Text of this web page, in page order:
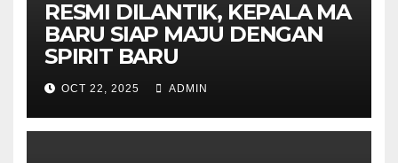
RESMI DILANTIK, KEPALA MA
BARU SIAP MAJU DENGAN
SPIRIT BARU
OCT 22, 2025 ADMIN